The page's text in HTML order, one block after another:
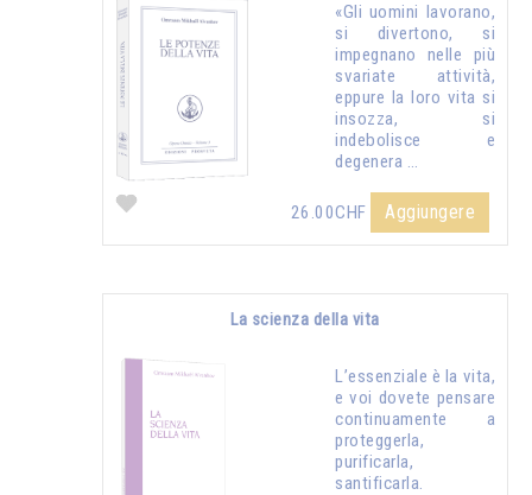
«Gli uomini lavorano,
si divertono, si
impegnano nelle più
svariate attività,
eppure la loro vita si
insozza, si
indebolisce e
degenera …
26.00CHF Aggiungere
La scienza della vita
L’essenziale è la vita,
e voi dovete pensare
continuamente a
proteggerla,
purificarla,
santificarla.